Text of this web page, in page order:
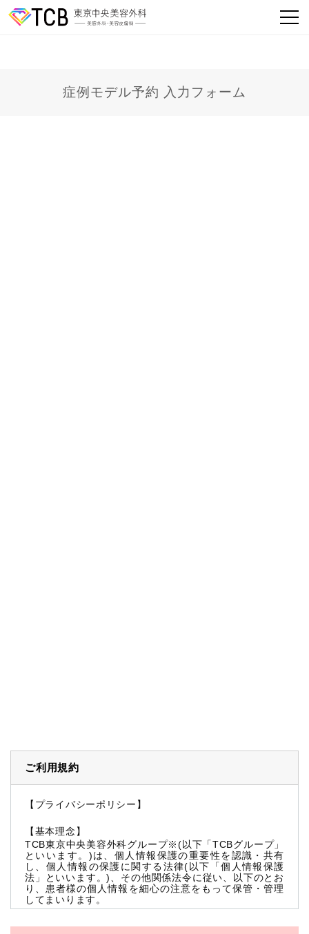
症例モデル予約 入力フォーム
ご利用規約
【プライバシーポリシー】
【基本理念】
TCB東京中央美容外科グループ※(以下「TCBグループ」
といいます。)は、個人情報保護の重要性を認識・共有
し、個人情報の保護に関する法律(以下「個人情報保護
法」といいます。)、その他関係法令に従い、以下のとお
り、患者様の個人情報を細心の注意をもって保管・管理
してまいります。
※TCBグループとは以下を総称していいます。